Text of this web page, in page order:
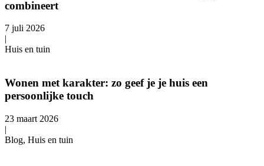
combineert
7 juli 2026
|
Huis en tuin
Wonen met karakter: zo geef je je huis een
persoonlijke touch
23 maart 2026
|
Blog, Huis en tuin